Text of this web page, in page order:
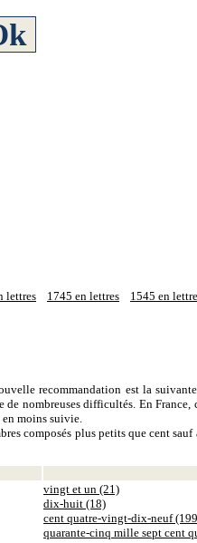
lettres 1745 en lettres 1545 en
recommandation est la
nombreuses difficultés. En
moins suivie.
composés plus petits que cent
vingt et un (21)
dix-huit (18)
cent quatre-vingt-dix-neuf
quarante-cinq mille sept cent